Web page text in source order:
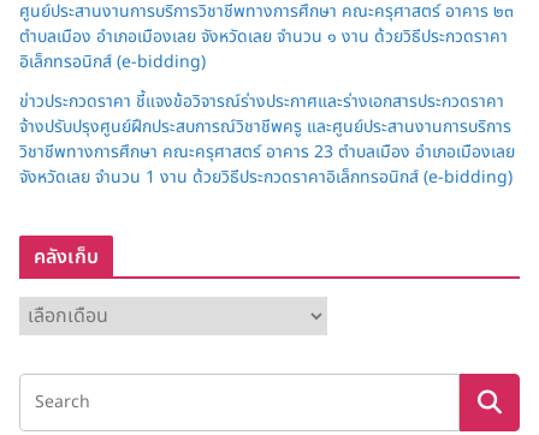
ศูนย์ประสานงานการบริการวิชาชีพทางการศึกษา คณะครุศาสตร์ อาคาร ๒๓
ตำบลเมือง อำเภอเมืองเลย จังหวัดเลย จำนวน ๑ งาน ด้วยวิธีประกวดราคา
อิเล็กทรอนิกส์ (e-bidding)
ข่าวประกวดราคา ชี้แจงข้อวิจารณ์ร่างประกาศและร่างเอกสารประกวดราคา
จ้างปรับปรุงศูนย์ฝึกประสบการณ์วิชาชีพครู และศูนย์ประสานงานการบริการ
วิชาชีพทางการศึกษา คณะครุศาสตร์ อาคาร 23 ตำบลเมือง อำเภอเมืองเลย
จังหวัดเลย จำนวน 1 งาน ด้วยวิธีประกวดราคาอิเล็กทรอนิกส์ (e-bidding)
คลังเก็บ
ลั
ง